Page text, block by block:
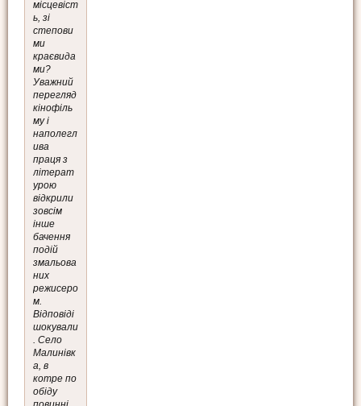
місцевіст
ь, зі
степови
ми
краєвида
ми?
Уважний
перегляд
кінофіль
му і
наполегл
ива
праця з
літерат
урою
відкрили
зовсім
інше
бачення
подій
змальова
них
режисеро
м.
Відповіді
шокували
. Село
Малинівк
а, в
котре по
обіду